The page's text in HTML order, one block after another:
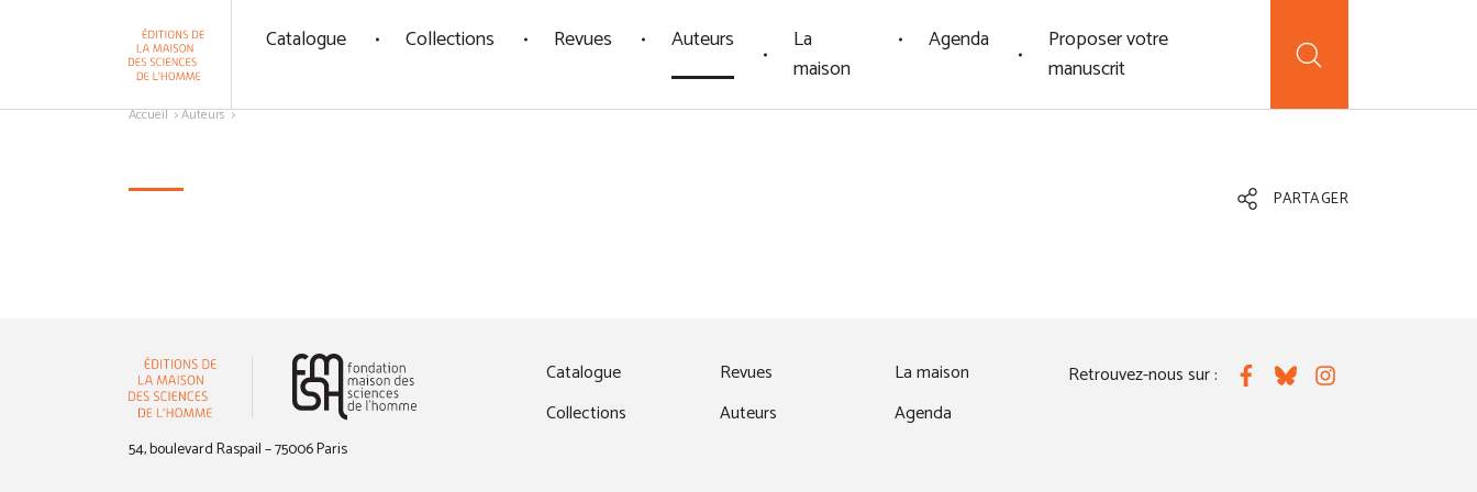
Catalogue Collections Revues Auteurs
La
maison
Agenda
Proposer votre
manuscrit
Accueil Auteurs
PARTAGER
54, boulevard Raspail – 75006 Paris
Catalogue
Collections
Revues
Auteurs
La maison
Agenda
Retrouvez-nous sur : FacebookBlueskyInstagram